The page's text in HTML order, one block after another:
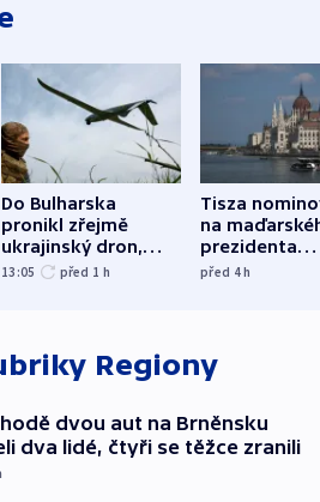
Do Bulharska
pronikl zřejmě
ukrajinský dron,
explodoval kilometr
13:05 před 1 h
Tisza
na
prezidenta
bývalého
před 4h
Regiony
dvou aut na Brněnsku
dva lidé, čtyři se těžce zranili